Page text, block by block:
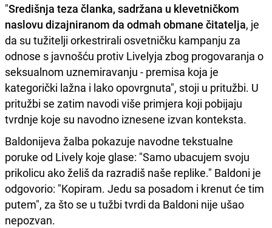
"Središnja teza članka, sadržana u klevetničkom
naslovu dizajniranom da odmah obmane čitatelja, je
da su tužitelji orkestrirali osvetničku kampanju za
odnose s javnošću protiv Livelyja zbog progovaranja o
seksualnom uznemiravanju - premisa koja je
kategorički lažna i lako opovrgnuta", stoji u pritužbi. U
pritužbi se zatim navodi više primjera koji pobijaju
tvrdnje koje su navodno iznesene izvan konteksta.
Baldonijeva žalba pokazuje navodne tekstualne
poruke od Lively koje glase: "Samo ubacujem svoju
prikolicu ako želiš da razradiš naše replike." Baldoni je
odgovorio: "Kopiram. Jedu sa posadom i krenut će tim
putem", za što se u tužbi tvrdi da Baldoni nije ušao
nepozvan.